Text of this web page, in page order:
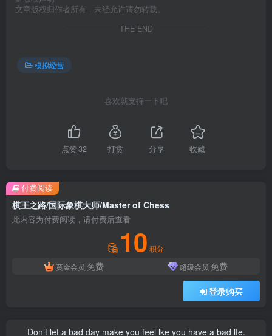
文章版权归作者所有，未经允许请勿转载。
THE END
模拟经营
喜欢就支持一下吧
点赞32 打赏 分享 收藏
棋王之路/国际象棋大师/Master of Chess
此内容为付费阅读，请付费后查看
10 积分
黄金会员 免费 超级会员 免费
登录购买
付费阅读
Don’t let a bad day make you feel lke you have a bad lfe.